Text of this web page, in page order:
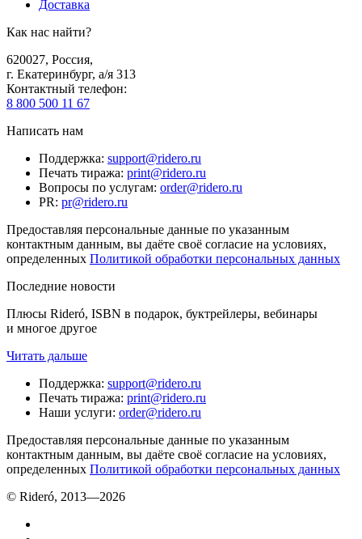
Доставка
Как нас найти?
620027, Россия,
г. Екатеринбург, а/я 313
Контактный телефон:
8 800 500 11 67
Написать нам
Поддержка: support@ridero.ru
Печать тиража: print@ridero.ru
Вопросы по услугам: order@ridero.ru
PR: pr@ridero.ru
Предоставляя персональные данные по указанным
контактным данным, вы даёте своё согласие на условиях,
определенных Политикой обработки персональных данных
Последние новости
Плюсы Rideró, ISBN в подарок, буктрейлеры, вебинары
и многое другое
Читать дальше
Поддержка: support@ridero.ru
Печать тиража: print@ridero.ru
Наши услуги: order@ridero.ru
Предоставляя персональные данные по указанным
контактным данным, вы даёте своё согласие на условиях,
определенных Политикой обработки персональных данных
© Rideró, 2013—2026